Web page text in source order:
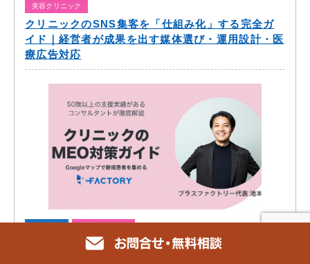
美容クリニック
クリニックのSNS集客を「仕組み化」する完全ガ
イド｜経営者が成果を出す媒体選び・運用設計・医
療広告対応
クリニックのMEO対策完全ガイド｜Googleマップ